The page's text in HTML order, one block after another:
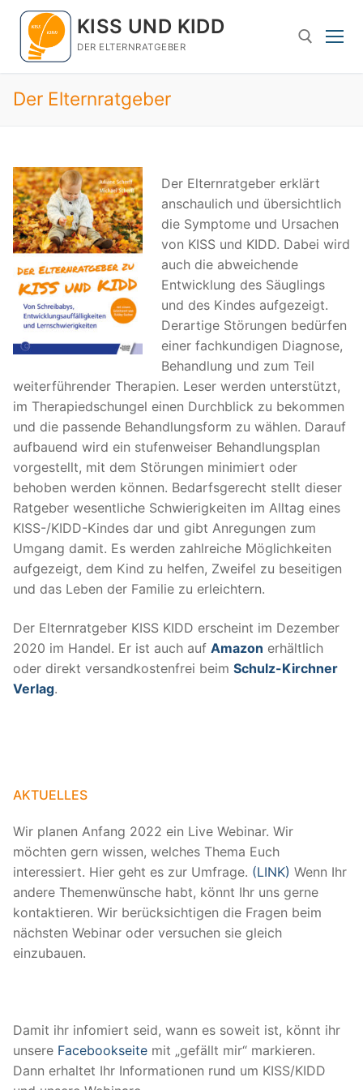
Zum
Inhalt
springen
KISS UND KIDD
DER ELTERNRATGEBER
Suchen nach:
Der Elternratgeber
Der Elternratgeber erklärt
anschaulich und übersichtlich
die Symptome und Ursachen
von KISS und KIDD. Dabei wird
auch die abweichende
Entwicklung des Säuglings
und des Kindes aufgezeigt.
Derartige Störungen bedürfen
einer fachkundigen Diagnose,
Behandlung und zum Teil
weiterführender Therapien. Leser werden unterstützt,
im Therapiedschungel einen Durchblick zu bekommen
und die passende Behandlungsform zu wählen. Darauf
aufbauend wird ein stufenweiser Behandlungsplan
vorgestellt, mit dem Störungen minimiert oder
behoben werden können. Bedarfsgerecht stellt dieser
Ratgeber wesentliche Schwierigkeiten im Alltag eines
KISS-/KIDD-Kindes dar und gibt Anregungen zum
Umgang damit. Es werden zahlreiche Möglichkeiten
aufgezeigt, dem Kind zu helfen, Zweifel zu beseitigen
und das Leben der Familie zu erleichtern.
Der Elternratgeber KISS KIDD erscheint im Dezember
2020 im Handel. Er ist auch auf Amazon erhältlich
oder direkt versandkostenfrei beim Schulz-Kirchner
Verlag.
AKTUELLES
Wir planen Anfang 2022 ein Live Webinar. Wir
möchten gern wissen, welches Thema Euch
interessiert. Hier geht es zur Umfrage. (LINK) Wenn Ihr
andere Themenwünsche habt, könnt Ihr uns gerne
kontaktieren. Wir berücksichtigen die Fragen beim
nächsten Webinar oder versuchen sie gleich
einzubauen.
Damit ihr infomiert seid, wann es soweit ist, könnt ihr
unsere Facebookseite mit „gefällt mir“ markieren.
Dann erhaltet Ihr Informationen rund um KISS/KIDD